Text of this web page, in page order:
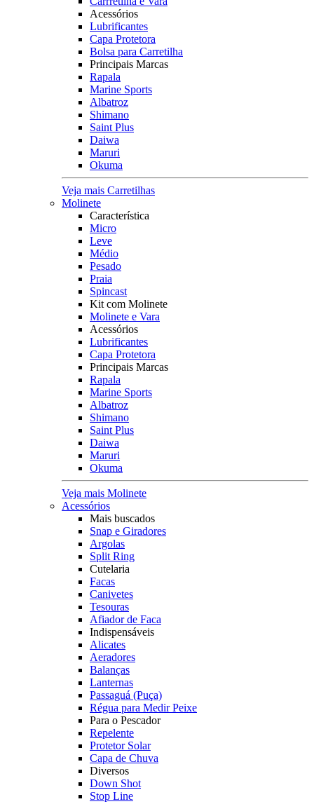
Acessórios
Lubrificantes
Capa Protetora
Bolsa para Carretilha
Principais Marcas
Rapala
Marine Sports
Albatroz
Shimano
Saint Plus
Daiwa
Maruri
Okuma
Veja mais Carretilhas
Molinete
Característica
Micro
Leve
Médio
Pesado
Praia
Spincast
Kit com Molinete
Molinete e Vara
Acessórios
Lubrificantes
Capa Protetora
Principais Marcas
Rapala
Marine Sports
Albatroz
Shimano
Saint Plus
Daiwa
Maruri
Okuma
Veja mais Molinete
Acessórios
Mais buscados
Snap e Giradores
Argolas
Split Ring
Cutelaria
Facas
Canivetes
Tesouras
Afiador de Faca
Indispensáveis
Alicates
Aeradores
Balanças
Lanternas
Passaguá (Puça)
Régua para Medir Peixe
Para o Pescador
Repelente
Protetor Solar
Capa de Chuva
Diversos
Down Shot
Stop Line